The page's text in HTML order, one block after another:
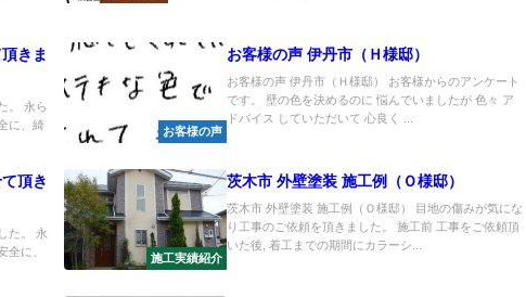
きま
。 永ら
に、綺
お客様の声
お客様の声 伊丹市（Ｈ様邸）
お客様の声 伊丹市（Ｈ様邸） お客様からのアンケート
です。 壁の色を決めるのに 悩んでいましたが 色々 ア
ドバイス していただいて 心良く ...
頂き
た。 永
全に、
施工実績紹介
茨木市 外壁塗装 施工例（Ｏ様邸）
茨木市 外壁塗装 施工例（Ｏ様邸） 目地の傷みが気にな
り工事のご依頼を頂きました。 施工前 工事をご依頼頂
いた後, 着工までの期間にカラーシ...